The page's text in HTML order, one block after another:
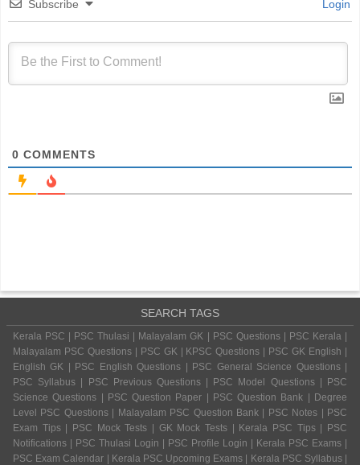
Subscribe Login
0 COMMENTS
SEARCH TAGS
Kerala PSC | PSC Thulasi | Malayalam GK | PSC Questions | PSC Kerala |
Malayalam PSC Questions | PSC GK | KPSC Questions | PSC GK English |
English GK | PSC English Questions | PSC General Science Questions |
PSC Syllabus | PSC Previous Questions | PSC Model Questions | PSC
Science Questions | PSC Question Paper | PSC Question Bank | Degree
Level PSC Questions | Malayalam PSC Question Bank | PSC Notes | PSC
Exam Tips | PSC Mock Tests | GK Mock Tests | Kerala PSC Tips | PSC
Notifications | PSC Thulasi Login | PSC Profile Login | Kerala PSC Exams |
PSC Exam Calendar | Kerala PSC Upcoming Exams | Kerala PSC Syllabus |